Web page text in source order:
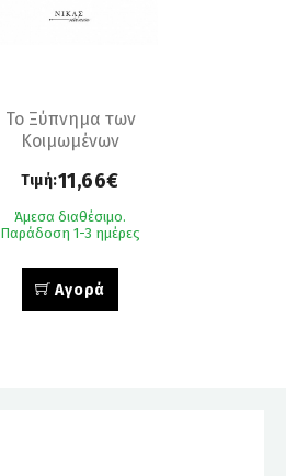
Το Ξύπνημα των
Κοιμωμένων
Τιμή:11,66€
Άμεσα διαθέσιμο.
Παράδοση 1-3 ημέρες
Αγορά